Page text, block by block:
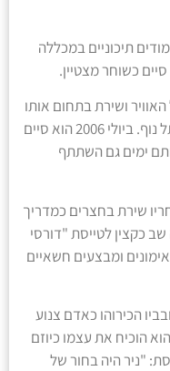
תיכוניים במכללה
כשוחר מצטיין.
לחיל האוויר ושירת בתחום אותו
למד – היה מכונאי מסוקי יסעור בבסיס תל נוף. ביולי 2006 הוא סיים
ימים גם השתתף
ואחריו שירת בחצרים כמדריך
כקצין לטייסת "דורסי
ומבצעים חשאיים
הכירוהו כאדם צנוע
הוכיח את עצמו כיוזם
"ניר היה בחור של